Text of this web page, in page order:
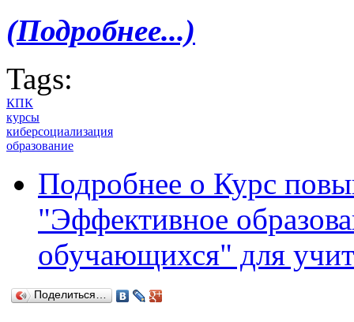
(Подробнее...)
Tags:
КПК
курсы
киберсоциализация
образование
Подробнее о Курс
"Эффективное
обучающихся" для
Поделиться…